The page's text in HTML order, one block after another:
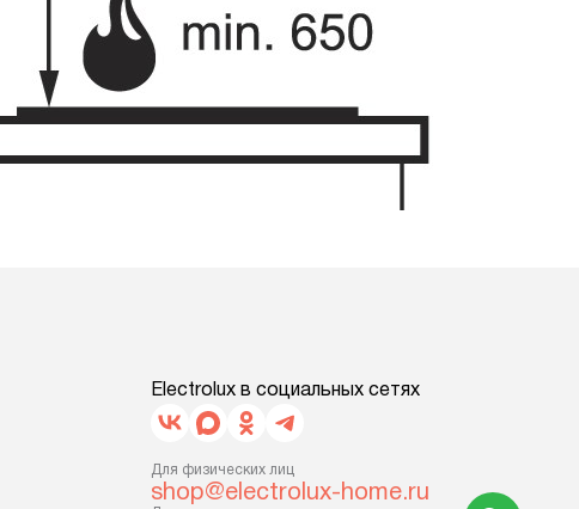
Electrolux в социальных сетях
Для физических лиц
shop@electrolux-home.ru